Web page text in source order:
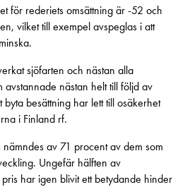
för rederiets omsättning är -52 och
vilket till exempel avspeglas i att
sjöfarten och nästan alla
nästan helt till följd av
besättning har lett till osäkerhet
i Finland rf.
av 71 procent av dem som
Ungefär hälften av
har igen blivit ett betydande hinder